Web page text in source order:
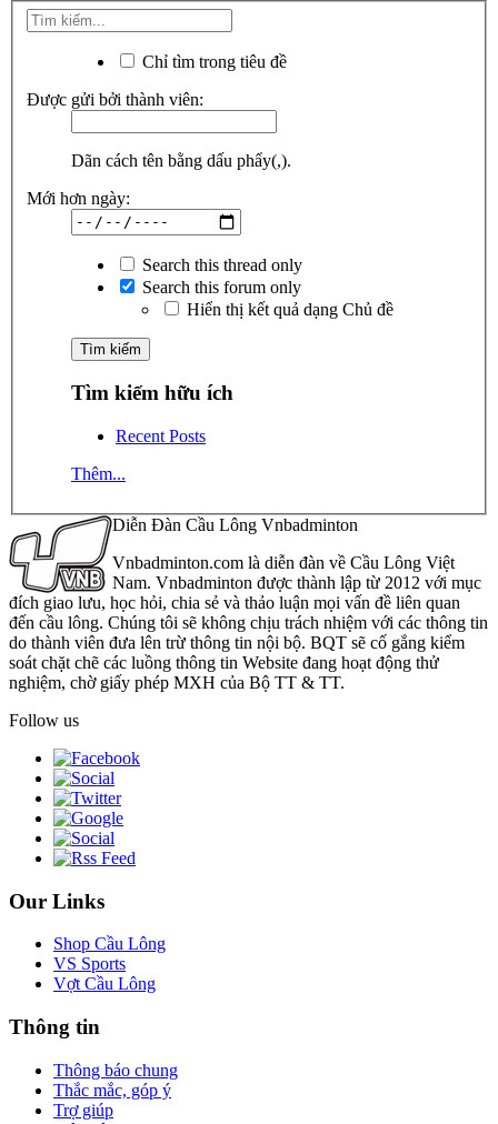
Chỉ tìm trong tiêu đề
Được gửi bởi thành viên:
Dãn cách tên bằng dấu phẩy(,).
Mới hơn ngày:
Search this thread only
Search this forum only
Hiển thị kết quả dạng Chủ đề
Tìm kiếm hữu ích
Recent Posts
Thêm...
Diễn Đàn Cầu Lông Vnbadminton
Vnbadminton.com là diễn đàn về Cầu Lông Việt
Nam. Vnbadminton được thành lập từ 2012 với mục
đích giao lưu, học hỏi, chia sẻ và thảo luận mọi vấn đề liên quan
đến cầu lông. Chúng tôi sẽ không chịu trách nhiệm với các thông tin
do thành viên đưa lên trừ thông tin nội bộ. BQT sẽ cố gắng kiểm
soát chặt chẽ các luồng thông tin Website đang hoạt động thử
nghiệm, chờ giấy phép MXH của Bộ TT & TT.
Follow us
Our Links
Shop Cầu Lông
VS Sports
Vợt Cầu Lông
Thông tin
Thông báo chung
Thắc mắc, góp ý
Trợ giúp